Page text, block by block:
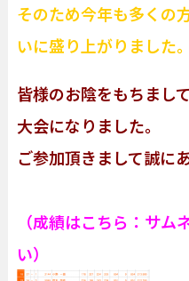
そのため今年も多くの
いに盛り上がりました。
皆様のお陰をもちまし
大会になりました。
ご参加頂きまして誠に
（成績はこちら：サム
い）